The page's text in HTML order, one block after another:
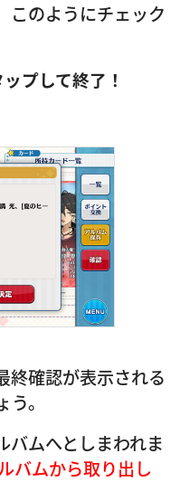
このようにチェック
プして終了！
終確認が表示される
。
バムへとしまわれま
バムから取り出し